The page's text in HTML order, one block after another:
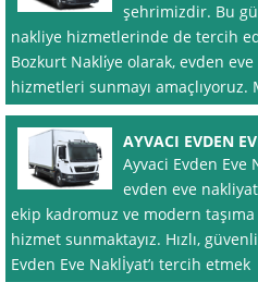
şehrimizdir. Bu
nakliye hizmetlerinde de tercih
Bozkurt Nakli̇ye olarak, evden
hizmetleri sunmayı
AYVACI EVDEN
Ayvaci Evden Eve
evden eve
ekip kadromuz ve modern
hizmet sunmaktayız. Hızlı,
Evden Eve Naklİyat’ı tercih etmek